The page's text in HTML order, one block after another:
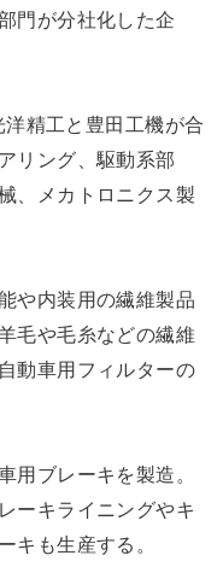
門が分社化した企
精工と豊田工機が合
リング、駆動系部
、メカトロニクス製
や内装用の繊維製品
毛や毛糸などの繊維
動車用フィルターの
用ブレーキを製造。
ーキライニングやキ
キも生産する。